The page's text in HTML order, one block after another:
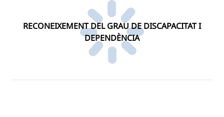
RECONEIXEMENT DEL GRAU DE DISCAPACITAT I
DEPENDÈNCIA